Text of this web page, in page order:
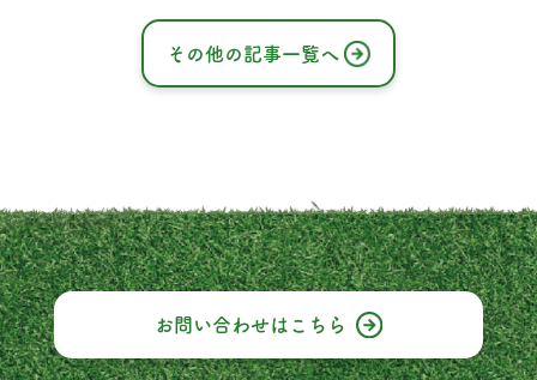
その他の記事一覧へ
お問い合わせは こちら